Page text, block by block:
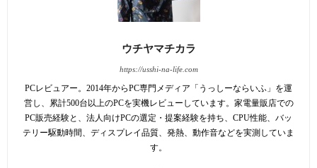
ウチヤマチカラ
https://usshi-na-life.com
PCレビュアー。2014年からPC専門メディア「うっしーならいふ」を運
営し、累計500台以上のPCを実機レビューしています。家電量販店での
PC販売経験と、法人向けPCの選定・提案経験を持ち、CPU性能、バッ
テリー駆動時間、ディスプレイ品質、発熱、動作音などを実測していま
す。